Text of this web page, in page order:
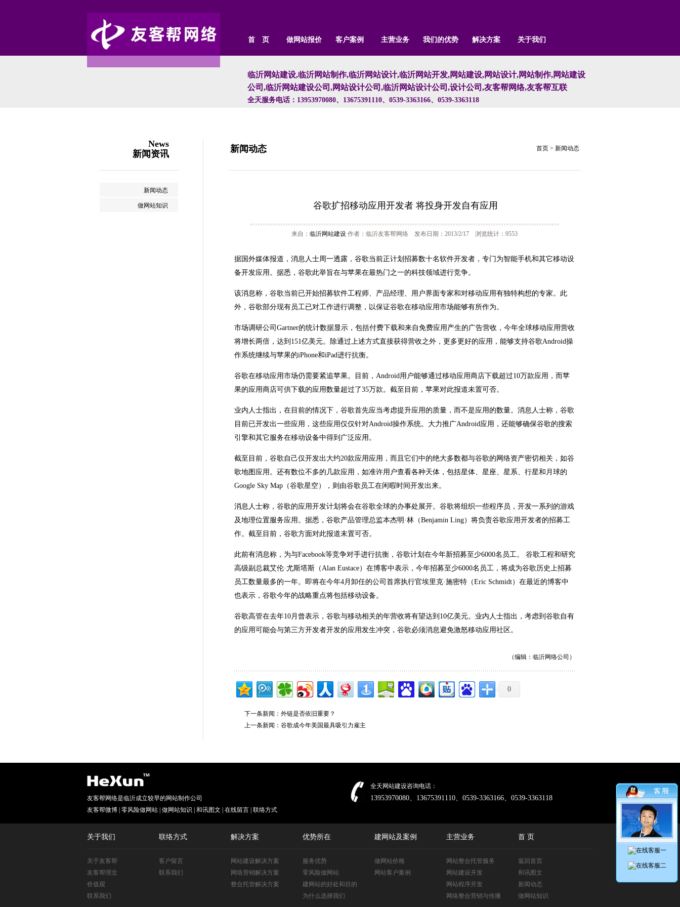
首 页 做网站报价 客户案例 主营业务 我们的优势 解决方案 关于我们
临沂网站建设,临沂网站制作,临沂网站设计,临沂网站开发,网站建设,网站设计,网站制作,网站建设
公司,临沂网站建设公司,网站设计公司,临沂网站设计公司,设计公司,友客帮网络,友客帮互联
全天服务电话：13953970080、13675391110、0539-3363166、0539-3363118
News
新闻资讯
新闻动态
做网站知识
新闻动态 首页> 新闻动态
谷歌扩招移动应用开发者 将投身开发自有应用
来自： 临沂网站建设 作者：临沂友客帮网络 发布日期：2013/2/17 浏览统计：9553
据国外媒体报道，消息人士周一透露，谷歌当前正计划招募数十名软件开发者，专门为智能手机和其它移动设
备开发应用。据悉，谷歌此举旨在与苹果在最热门之一的科技领域进行竞争。
该消息称，谷歌当前已开始招募软件工程师、产品经理、用户界面专家和对移动应用有独特构想的专家。此
外，谷歌部分现有员工已对工作进行调整，以保证谷歌在移动应用市场能够有所作为。
市场调研公司Gartner的统计数据显示，包括付费下载和来自免费应用产生的广告营收，今年全球移动应用营收
将增长两倍，达到151亿美元。除通过上述方式直接获得营收之外，更多更好的应用，能够支持谷歌Android操
作系统继续与苹果的iPhone和iPad进行抗衡。
谷歌在移动应用市场仍需要紧追苹果。目前，Android用户能够通过移动应用商店下载超过10万款应用，而苹
果的应用商店可供下载的应用数量超过了35万款。截至目前，苹果对此报道未置可否。
业内人士指出，在目前的情况下，谷歌首先应当考虑提升应用的质量，而不是应用的数量。消息人士称，谷歌
目前已开发出一些应用，这些应用仅仅针对Android操作系统。大力推广Android应用，还能够确保谷歌的搜索
引擎和其它服务在移动设备中得到广泛应用。
截至目前，谷歌自己仅开发出大约20款应用应用，而且它们中的绝大多数都与谷歌的网络资产密切相关，如谷
歌地图应用。还有数位不多的几款应用，如准许用户查看各种天体，包括星体、星座、星系、行星和月球的
Google Sky Map（谷歌星空），则由谷歌员工在闲暇时间开发出来。
消息人士称，谷歌的应用开发计划将会在谷歌全球的办事处展开。谷歌将组织一些程序员，开发一系列的游戏
及地理位置服务应用。据悉，谷歌产品管理总监本杰明·林（Benjamin Ling）将负责谷歌应用开发者的招募工
作。截至目前，谷歌方面对此报道未置可否。
此前有消息称，为与Facebook等竞争对手进行抗衡，谷歌计划在今年新招募至少6000名员工。 谷歌工程和研究
高级副总裁艾伦·尤斯塔斯（Alan Eustace）在博客中表示，今年招募至少6000名员工，将成为谷歌历史上招募
员工数量最多的一年。即将在今年4月卸任的公司首席执行官埃里克·施密特（Eric Schmidt）在最近的博客中
也表示，谷歌今年的战略重点将包括移动设备。
谷歌高管在去年10月曾表示，谷歌与移动相关的年营收将有望达到10亿美元。业内人士指出，考虑到谷歌自有
的应用可能会与第三方开发者开发的应用发生冲突，谷歌必须消息避免激怒移动应用社区。
（编辑： 临沂网络公司 ）
0
下一条新闻： 外链是否依旧重要？
上一条新闻： 谷歌成今年美国最具吸引力雇主
友客帮网络是临沂成立较早的网站制作公司
友客帮微博 零风险做网站 做网站知识 和讯图文 在线留言 联络方式
全天网站建设咨询电话：
13953970080、13675391110、0539-3363166、0539-3363118
关于我们 联络方式 解决方案 优势所在 建网站及案例 主营业务 首 页
关于友客帮
友客帮理念
价值观
联系我们
客户留言
联系我们
网站建设解决方案
网络营销解决方案
整合托管解决方案
服务优势
零风险做网站
建网站的好处和目的
为什么选择我们
做网站价格
网站客户案例
网站整合托管服务
网站建设开发
网站程序开发
网络整合营销与传播
返回首页
和讯图文
新闻动态
做网站知识